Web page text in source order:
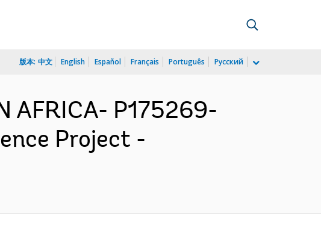
版本: 中文 English Español Français Português Русский
AFRICA- P175269-
Project -